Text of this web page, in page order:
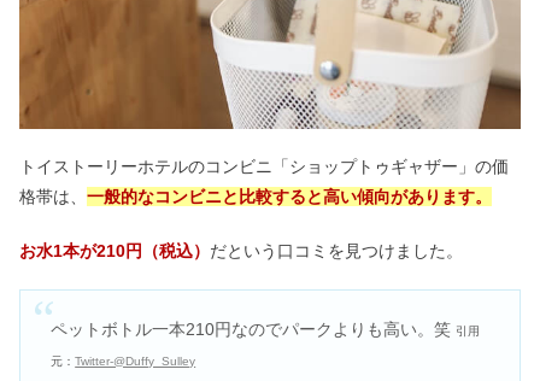
トイストーリーホテルのコンビニ「ショップトゥギャザー」の価
格帯は、 一般的なコンビニと比較すると高い傾向があります。
お水1本が210円（税込） だという口コミを見つけました。
ペットボトル一本210円なのでパークよりも高い。笑 引用
元：Twitter-@Duffy_Sulley